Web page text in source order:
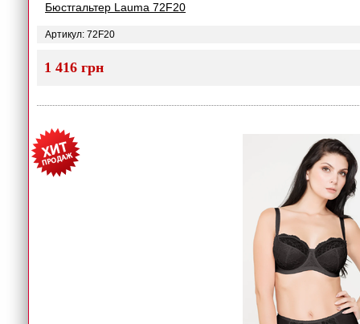
Бюстгальтер Lauma 72F20
Артикул: 72F20
1 416 грн